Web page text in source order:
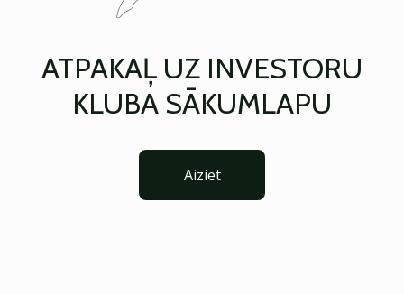
ATPAKAĻ UZ INVESTORU
KLUBA SĀKUMLAPU
Aiziet